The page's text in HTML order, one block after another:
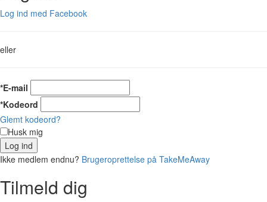
Log ind med Facebook
eller
*E-mail
*Kodeord
Glemt kodeord?
Husk mig
Log ind
Ikke medlem endnu? Brugeroprettelse på TakeMeAway
Tilmeld dig